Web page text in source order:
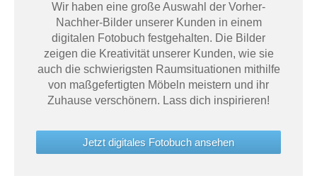
Wir haben eine große Auswahl der Vorher-
Nachher-Bilder unserer Kunden in einem
digitalen Fotobuch festgehalten. Die Bilder
zeigen die Kreativität unserer Kunden, wie sie
auch die schwierigsten Raumsituationen mithilfe
von maßgefertigten Möbeln meistern und ihr
Zuhause verschönern. Lass dich inspirieren!
Jetzt digitales Fotobuch ansehen